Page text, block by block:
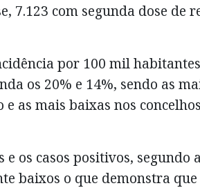
7.123 com segunda dose de
por 100 mil
os 20% e 14%, sendo as
e as mais baixas nos
e os casos positivos, segundo
baixos o que demonstra que